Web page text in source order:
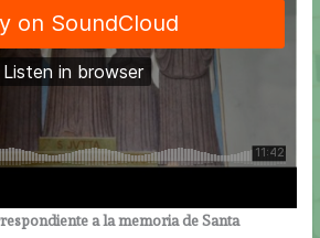
a la memoria de Santa